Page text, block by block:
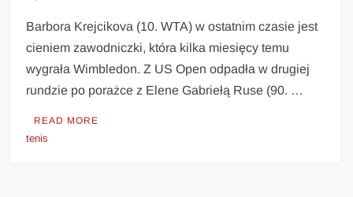
Barbora Krejcikova (10. WTA) w ostatnim czasie jest
cieniem zawodniczki, która kilka miesięcy temu
wygrała Wimbledon. Z US Open odpadła w drugiej
rundzie po porażce z Elene Gabriełą Ruse (90. …
READ MORE
tenis